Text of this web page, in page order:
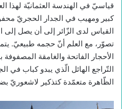
قياسيّ في الهندسة العثمانيّة لهذا
كبير ومهيب في الجدار الحجريّ
القياس لدى الزّائر إلى أن يصل إلى
تصوّر، مع العلم أنّ حجمه طبيعيّ.
الأحجار الفاتحة والغامقة
التّراجع الهائل الّذي يبدو كباب في
الظّاهرة متعمّدة كتذكير لاشعوريّ